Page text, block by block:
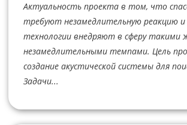
Актуальность проекта в том, что
требуют незамедлительную реакцию
технологии внедряют в сферу такими
незамедлительными темпами. Цель
создание акустической системы для
Задачи...